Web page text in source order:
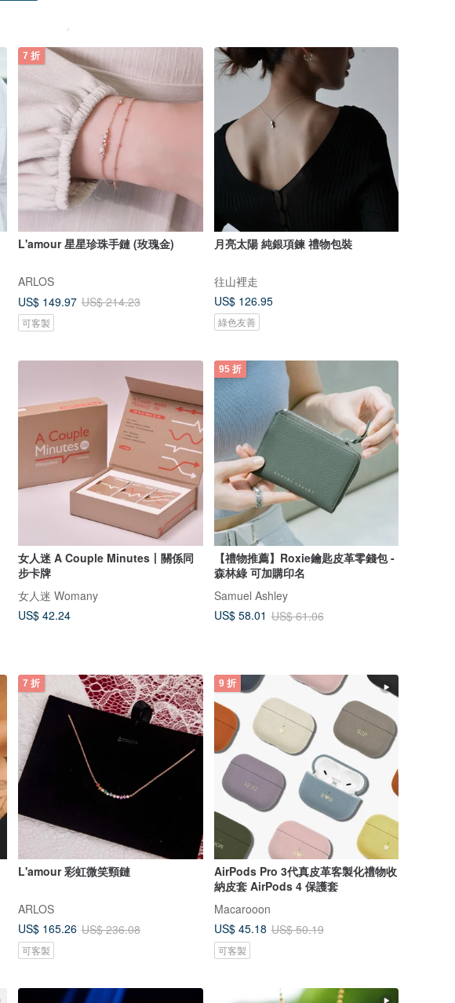
7 折
L'amour 星星珍珠手鏈 (玫瑰金)
ARLOS
US$ 149.97 US$ 214.23
可客製
月亮太陽 純銀項鍊 禮物包裝
往山裡走
US$ 126.95
綠色友善
女人迷 A Couple Minutes丨關係同
步卡牌
女人迷 Womany
US$ 42.24
95 折
【禮物推薦】Roxie鑰匙皮革零錢包 -
森林綠 可加購印名
Samuel Ashley
US$ 58.01 US$ 61.06
7 折
L'amour 彩虹微笑頸鏈
ARLOS
US$ 165.26 US$ 236.08
可客製
9 折
AirPods Pro 3代真皮革客製化禮物收
納皮套 AirPods 4 保護套
Macarooon
US$ 45.18 US$ 50.19
可客製